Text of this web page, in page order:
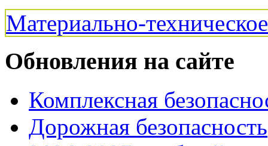
Материально-
Обновления на сайте
Комплексная
Дорожная безопасность